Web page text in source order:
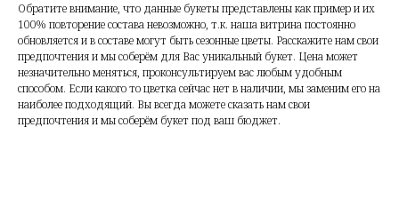
Обратите внимание, что данные букеты представлены как пример и их
100% повторение состава невозможно, т.к. наша витрина постоянно
обновляется и в составе могут быть сезонные цветы. Расскажите нам свои
предпочтения и мы соберём для Вас уникальный букет. Цена может
незначительно меняться, проконсультируем вас любым удобным
способом. Если какого то цветка сейчас нет в наличии, мы заменим его на
наиболее подходящий. Вы всегда можете сказать нам свои
предпочтения и мы соберём букет под ваш бюджет.